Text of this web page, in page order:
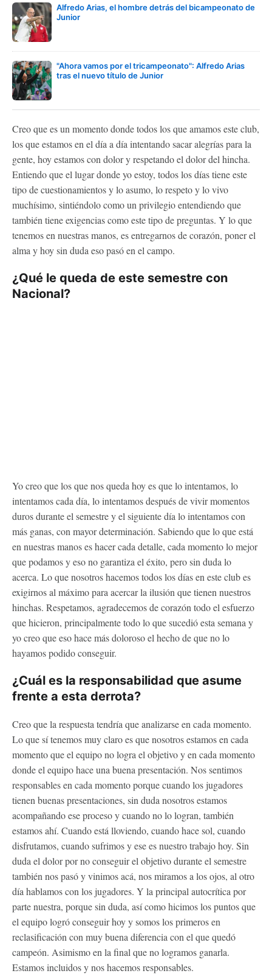
Alfredo Arias, el hombre detrás del bicampeonato de
Junior
"Ahora vamos por el tricampeonato": Alfredo Arias
tras el nuevo título de Junior
Creo que es un momento donde todos los que amamos este club,
los que estamos en el día a día intentando sacar alegrías para la
gente, hoy estamos con dolor y respetando el dolor del hincha.
Entiendo que el lugar donde yo estoy, todos los días tiene este
tipo de cuestionamientos y lo asumo, lo respeto y lo vivo
muchísimo, sintiéndolo como un privilegio entendiendo que
también tiene exigencias como este tipo de preguntas. Y lo que
tenemos en nuestras manos, es entregarnos de corazón, poner el
alma y hoy sin duda eso pasó en el campo.
¿Qué le queda de este semestre con
Nacional?
Yo creo que los que nos queda hoy es que lo intentamos, lo
intentamos cada día, lo intentamos después de vivir momentos
duros durante el semestre y el siguiente día lo intentamos con
más ganas, con mayor determinación. Sabiendo que lo que está
en nuestras manos es hacer cada detalle, cada momento lo mejor
que podamos y eso no garantiza el éxito, pero sin duda lo
acerca. Lo que nosotros hacemos todos los días en este club es
exigirnos al máximo para acercar la ilusión que tienen nuestros
hinchas. Respetamos, agradecemos de corazón todo el esfuerzo
que hicieron, principalmente todo lo que sucedió esta semana y
yo creo que eso hace más doloroso el hecho de que no lo
hayamos podido conseguir.
¿Cuál es la responsabilidad que asume
frente a esta derrota?
Creo que la respuesta tendría que analizarse en cada momento.
Lo que sí tenemos muy claro es que nosotros estamos en cada
momento que el equipo no logra el objetivo y en cada momento
donde el equipo hace una buena presentación. Nos sentimos
responsables en cada momento porque cuando los jugadores
tienen buenas presentaciones, sin duda nosotros estamos
acompañando ese proceso y cuando no lo logran, también
estamos ahí. Cuando está lloviendo, cuando hace sol, cuando
disfrutamos, cuando sufrimos y ese es nuestro trabajo hoy. Sin
duda el dolor por no conseguir el objetivo durante el semestre
también nos pasó y vinimos acá, nos miramos a los ojos, al otro
día hablamos con los jugadores. Y la principal autocrítica por
parte nuestra, porque sin duda, así como hicimos los puntos que
el equipo logró conseguir hoy y somos los primeros en
reclasificación con muy buena diferencia con el que quedó
campeón. Asimismo en la final que no logramos ganarla.
Estamos incluidos y nos hacemos responsables.